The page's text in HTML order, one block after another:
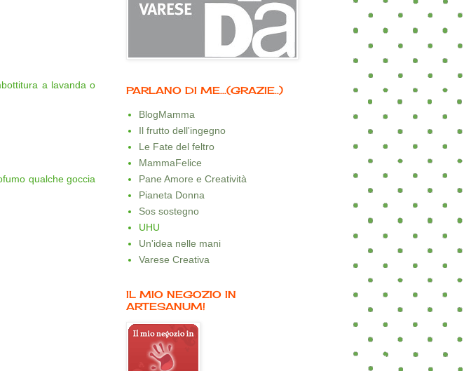
a lavanda o
qualche goccia
PARLANO DI ME...(GRAZIE..)
BlogMamma
Il frutto dell'ingegno
Le Fate del feltro
MammaFelice
Pane Amore e Creatività
Pianeta Donna
Sos sostegno
UHU
Un'idea nelle mani
Varese Creativa
IL MIO NEGOZIO IN
ARTESANUM!